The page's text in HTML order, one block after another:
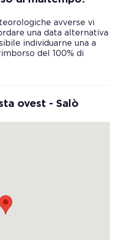
avverse vi
una data alternativa
individuarne una a
del 100% di
ovest - Salò